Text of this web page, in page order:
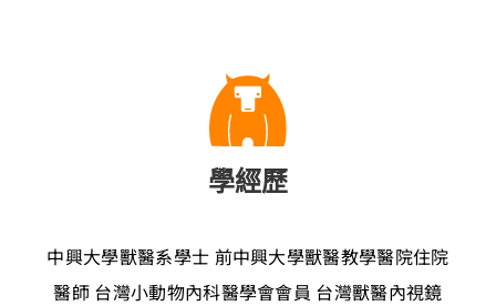
學經歷
中興大學獸醫系學士 前中興大學獸醫教學醫院住院
醫師台灣小動物內科醫學會會員 台灣獸醫內視鏡